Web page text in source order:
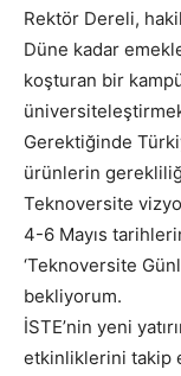
Rektör Dereli,
Düne kadar
koşturan bir
üniversiteleştirmek
Gerektiğinde
ürünlerin
Teknoversite
4-6 Mayıs
‘Teknoversite
bekliyorum.
İSTE’nin yeni
etkinliklerini takip